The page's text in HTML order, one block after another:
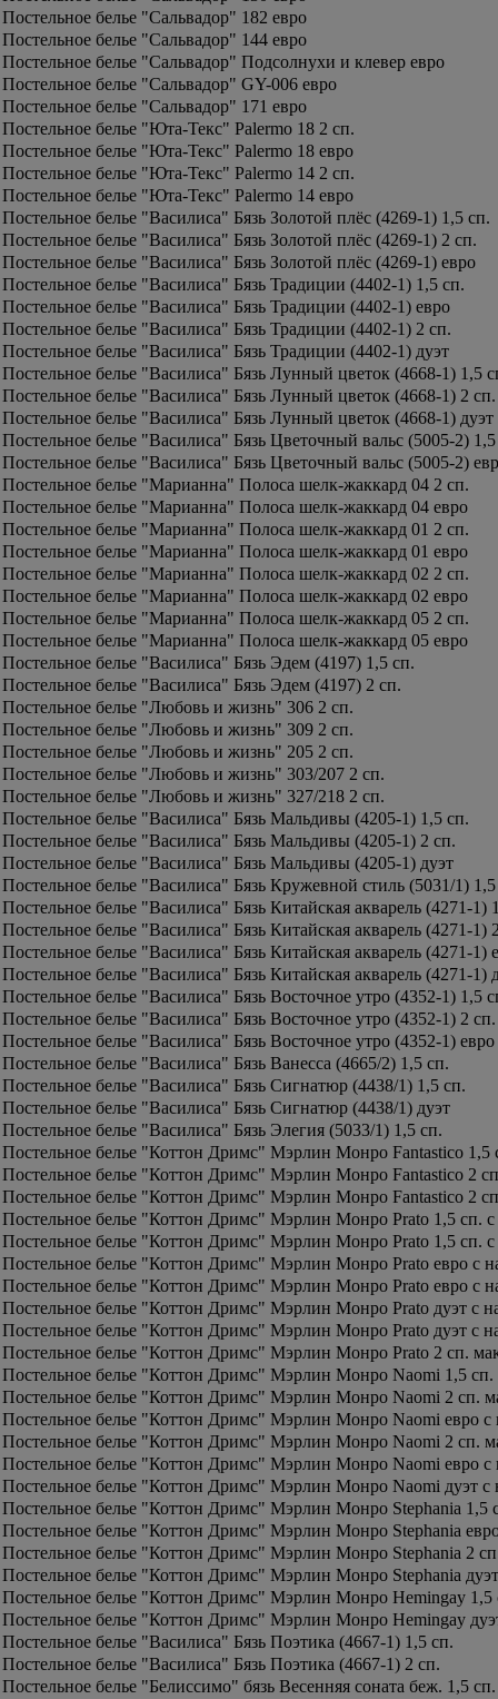
Постельное белье "Сальвадор" 182 евро
Постельное белье "Сальвадор" 144 евро
Постельное белье "Сальвадор" Подсолнухи и клевер евро
Постельное белье "Сальвадор" GY-006 евро
Постельное белье "Сальвадор" 171 евро
Постельное белье "Юта-Текс" Palermo 18 2 сп.
Постельное белье "Юта-Текс" Palermo 18 евро
Постельное белье "Юта-Текс" Palermo 14 2 сп.
Постельное белье "Юта-Текс" Palermo 14 евро
Постельное белье "Василиса" Бязь Золотой плёс (4269-1) 1,5 сп.
Постельное белье "Василиса" Бязь Золотой плёс (4269-1) 2 сп.
Постельное белье "Василиса" Бязь Золотой плёс (4269-1) евро
Постельное белье "Василиса" Бязь Традиции (4402-1) 1,5 сп.
Постельное белье "Василиса" Бязь Традиции (4402-1) евро
Постельное белье "Василиса" Бязь Традиции (4402-1) 2 сп.
Постельное белье "Василиса" Бязь Традиции (4402-1) дуэт
Постельное белье "Василиса" Бязь Лунный цветок (4668-1) 1,5
Постельное белье "Василиса" Бязь Лунный цветок (4668-1) 2 сп.
Постельное белье "Василиса" Бязь Лунный цветок (4668-1) дуэт
Постельное белье "Василиса" Бязь Цветочный вальс (5005-2)
Постельное белье "Василиса" Бязь Цветочный вальс (5005-2)
Постельное белье "Марианна" Полоса шелк-жаккард 04 2 сп.
Постельное белье "Марианна" Полоса шелк-жаккард 04 евро
Постельное белье "Марианна" Полоса шелк-жаккард 01 2 сп.
Постельное белье "Марианна" Полоса шелк-жаккард 01 евро
Постельное белье "Марианна" Полоса шелк-жаккард 02 2 сп.
Постельное белье "Марианна" Полоса шелк-жаккард 02 евро
Постельное белье "Марианна" Полоса шелк-жаккард 05 2 сп.
Постельное белье "Марианна" Полоса шелк-жаккард 05 евро
Постельное белье "Василиса" Бязь Эдем (4197) 1,5 сп.
Постельное белье "Василиса" Бязь Эдем (4197) 2 сп.
Постельное белье "Любовь и жизнь" 306 2 сп.
Постельное белье "Любовь и жизнь" 309 2 сп.
Постельное белье "Любовь и жизнь" 205 2 сп.
Постельное белье "Любовь и жизнь" 303/207 2 сп.
Постельное белье "Любовь и жизнь" 327/218 2 сп.
Постельное белье "Василиса" Бязь Мальдивы (4205-1) 1,5 сп.
Постельное белье "Василиса" Бязь Мальдивы (4205-1) 2 сп.
Постельное белье "Василиса" Бязь Мальдивы (4205-1) дуэт
Постельное белье "Василиса" Бязь Кружевной стиль (5031/1)
Постельное белье "Василиса" Бязь Китайская акварель (4271-1)
Постельное белье "Василиса" Бязь Китайская акварель (4271-1)
Постельное белье "Василиса" Бязь Китайская акварель (4271-1)
Постельное белье "Василиса" Бязь Китайская акварель (4271-1)
Постельное белье "Василиса" Бязь Восточное утро (4352-1) 1,5
Постельное белье "Василиса" Бязь Восточное утро (4352-1) 2 сп.
Постельное белье "Василиса" Бязь Восточное утро (4352-1) евро
Постельное белье "Василиса" Бязь Ванесса (4665/2) 1,5 сп.
Постельное белье "Василиса" Бязь Сигнатюр (4438/1) 1,5 сп.
Постельное белье "Василиса" Бязь Сигнатюр (4438/1) дуэт
Постельное белье "Василиса" Бязь Элегия (5033/1) 1,5 сп.
Постельное белье "Коттон Дримс" Мэрлин Монро Fantastico 1,5
Постельное белье "Коттон Дримс" Мэрлин Монро Fantastico 2
Постельное белье "Коттон Дримс" Мэрлин Монро Fantastico 2
Постельное белье "Коттон Дримс" Мэрлин Монро Prato 1,5 сп.
Постельное белье "Коттон Дримс" Мэрлин Монро Prato 1,5 сп.
Постельное белье "Коттон Дримс" Мэрлин Монро Prato евро с
Постельное белье "Коттон Дримс" Мэрлин Монро Prato евро с
Постельное белье "Коттон Дримс" Мэрлин Монро Prato дуэт с
Постельное белье "Коттон Дримс" Мэрлин Монро Prato дуэт с
Постельное белье "Коттон Дримс" Мэрлин Монро Prato 2 сп.
Постельное белье "Коттон Дримс" Мэрлин Монро Naomi 1,5 сп.
Постельное белье "Коттон Дримс" Мэрлин Монро Naomi 2 сп.
Постельное белье "Коттон Дримс" Мэрлин Монро Naomi евро с
Постельное белье "Коттон Дримс" Мэрлин Монро Naomi 2 сп.
Постельное белье "Коттон Дримс" Мэрлин Монро Naomi евро с
Постельное белье "Коттон Дримс" Мэрлин Монро Naomi дуэт с
Постельное белье "Коттон Дримс" Мэрлин Монро Stephania 1,5
Постельное белье "Коттон Дримс" Мэрлин Монро Stephania
Постельное белье "Коттон Дримс" Мэрлин Монро Stephania 2
Постельное белье "Коттон Дримс" Мэрлин Монро Stephania
Постельное белье "Коттон Дримс" Мэрлин Монро Hemingay 1,5
Постельное белье "Коттон Дримс" Мэрлин Монро Hemingay
Постельное белье "Василиса" Бязь Поэтика (4667-1) 1,5 сп.
Постельное белье "Василиса" Бязь Поэтика (4667-1) 2 сп.
Постельное белье "Белиссимо" бязь Весенняя соната беж. 1,5 сп.